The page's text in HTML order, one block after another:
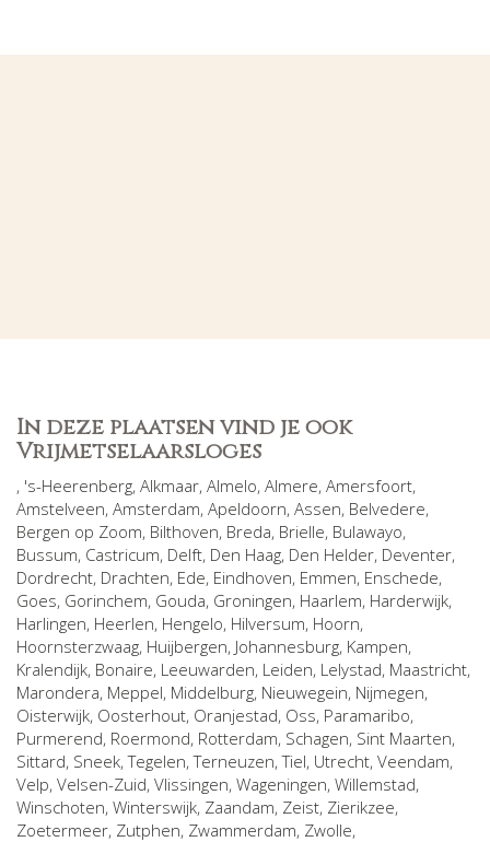
In deze plaatsen vind je ook
Vrijmetselaarsloges
, 's-Heerenberg, Alkmaar, Almelo, Almere, Amersfoort,
Amstelveen, Amsterdam, Apeldoorn, Assen, Belvedere,
Bergen op Zoom, Bilthoven, Breda, Brielle, Bulawayo,
Bussum, Castricum, Delft, Den Haag, Den Helder, Deventer,
Dordrecht, Drachten, Ede, Eindhoven, Emmen, Enschede,
Goes, Gorinchem, Gouda, Groningen, Haarlem, Harderwijk,
Harlingen, Heerlen, Hengelo, Hilversum, Hoorn,
Hoornsterzwaag, Huijbergen, Johannesburg, Kampen,
Kralendijk, Bonaire, Leeuwarden, Leiden, Lelystad, Maastricht,
Marondera, Meppel, Middelburg, Nieuwegein, Nijmegen,
Oisterwijk, Oosterhout, Oranjestad, Oss, Paramaribo,
Purmerend, Roermond, Rotterdam, Schagen, Sint Maarten,
Sittard, Sneek,Tegelen,Terneuzen,Tiel, Utrecht, Veendam,
Velp, Velsen-Zuid, Vlissingen, Wageningen, Willemstad,
Winschoten, Winterswijk, Zaandam, Zeist, Zierikzee,
Zoetermeer, Zutphen, Zwammerdam, Zwolle,